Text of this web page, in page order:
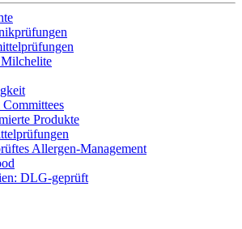
Produkte
Allergen-Management
DLG-geprüft